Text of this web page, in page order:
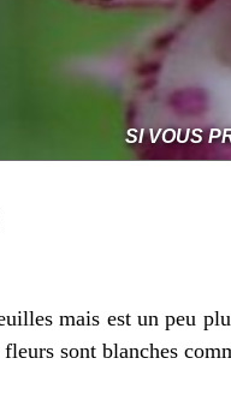
SI VOUS
mais est un peu
sont blanches